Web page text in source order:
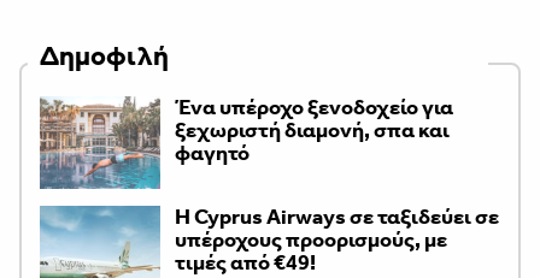
Δημοφιλή
Ένα υπέροχο ξενοδοχείο για
ξεχωριστή διαμονή, σπα και
φαγητό
H Cyprus Airways σε ταξιδεύει σε
υπέροχους προορισμούς, με
τιμές από €49!